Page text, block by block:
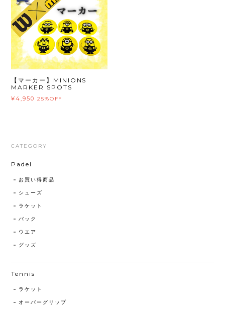
【マーカー】MINIONS
MARKER SPOTS
¥4,950 25%OFF
CATEGORY
Padel
お買い得商品
シューズ
ラケット
バック
ウエア
グッズ
Tennis
ラケット
オーバーグリップ